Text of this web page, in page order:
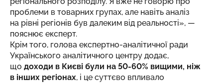
проблеми в товарних групах, але навіть аналіз
на рівні регіонів був далеким від реальності», —
пояснює експерт.
Крім того, голова експертно-аналітичної ради
Українського аналітичного центру додає,
що доходи в Києві були на 50-60% вищими, ніж
в інших регіонах, і це суттєво впливало